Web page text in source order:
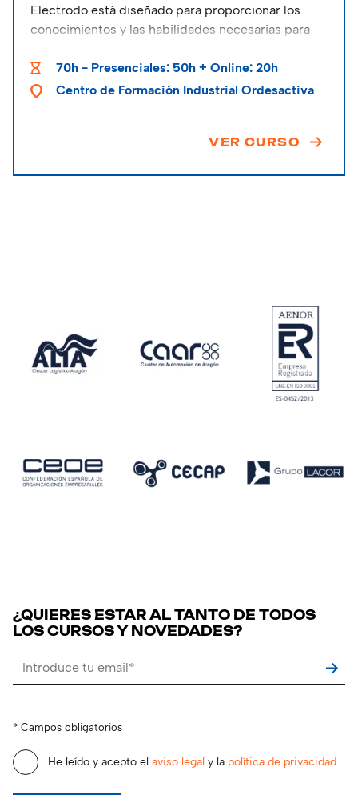
Electrodo está diseñado para proporcionar los
conocimientos y las habilidades necesarias para
y electrodo.
70h - Presenciales: 50h + Online: 20h
Centro de Formación Industrial Ordesactiva
VER CURSO
¿QUIERES ESTAR AL TANTO DE TODOS
LOS CURSOS Y NOVEDADES?
* Campos obligatorios
He leído y acepto el aviso legal y la política de privacidad